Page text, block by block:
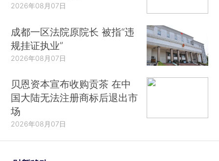
2026年08月07日
成都一区法院原院长 被指“违
规挂证执业”
2026年08月07日
贝恩资本宣布收购贡茶 在中
国大陆无法注册商标后退出市
场
2026年08月07日